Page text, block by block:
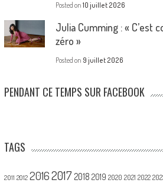
Posted on 10 juillet 2026
Julia Cumming : « C’est
zéro »
Posted on 9 juillet 2026
PENDANT CE TEMPS SUR FACEBOOK
TAGS
2011 2012 20162017 2018 2019 2020 2021 2022